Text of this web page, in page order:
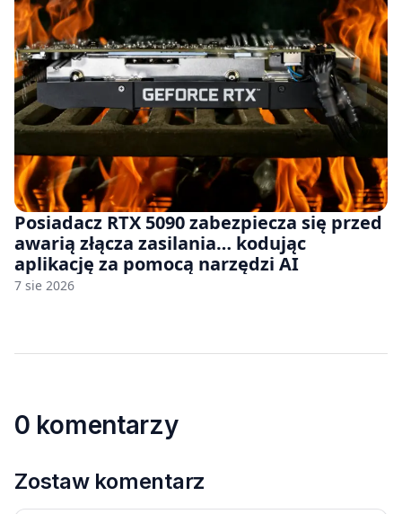
Posiadacz RTX 5090 zabezpiecza się przed
awarią złącza zasilania… kodując
aplikację za pomocą narzędzi AI
7 sie 2026
0 komentarzy
Zostaw komentarz